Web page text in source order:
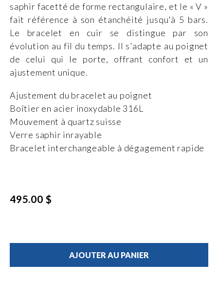
saphir facetté de forme rectangulaire, et le « V »
fait référence à son étanchéité jusqu'à 5 bars.
Le bracelet en cuir se distingue par son
évolution au fil du temps. Il s'adapte au poignet
de celui qui le porte, offrant confort et un
ajustement unique.
Ajustement du bracelet au poignet
Boîtier en acier inoxydable 316L
Mouvement à quartz suisse
Verre saphir inrayable
Bracelet interchangeable à dégagement rapide
495.00 $
AJOUTER AU PANIER